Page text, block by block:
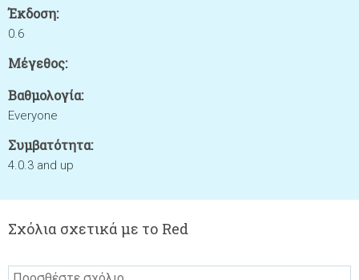
Έκδοση:
0.6
Μέγεθος:
Βαθμολογία:
Everyone
Συμβατότητα:
4.0.3 and up
Σχόλια σχετικά με το Red